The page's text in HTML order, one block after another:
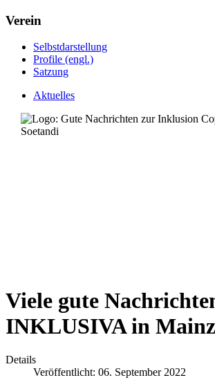
Verein
Selbstdarstellung
Profile (engl.)
Satzung
Aktuelles
Viele gute
INKLUSIVA in Mainz
Details
Veröffentlicht: 06. September 2022